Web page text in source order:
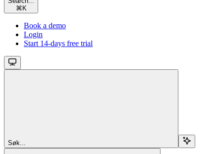
⌘ K
Book a demo
Login
Start 14-days free trial
Søk...